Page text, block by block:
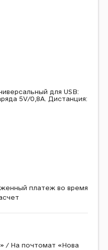
для USB:
5V/0,8A. Дистанция:
платеж во время
/ На почтомат «Нова